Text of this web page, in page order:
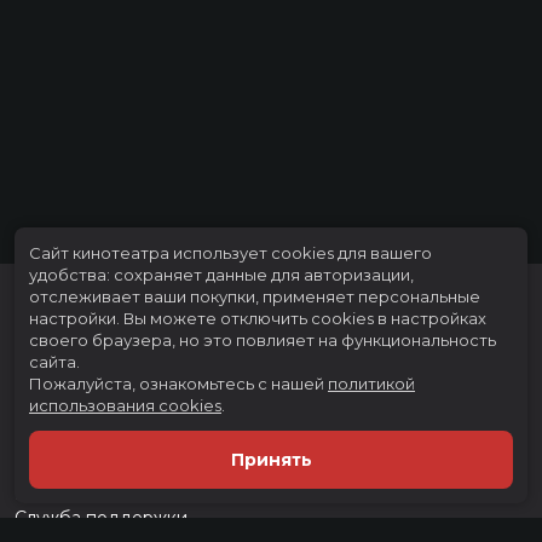
Расписание
Скоро в кино
Новости и акции
Служба поддержки
Сайт кинотеатра использует cookies для вашего
удобства: сохраняет данные для авторизации,
отслеживает ваши покупки, применяет персональные
настройки. Вы можете отключить cookies в настройках
своего браузера, но это повлияет на функциональность
сайта.
Пожалуйста, ознакомьтесь с нашей политикой
использования cookies
Принять